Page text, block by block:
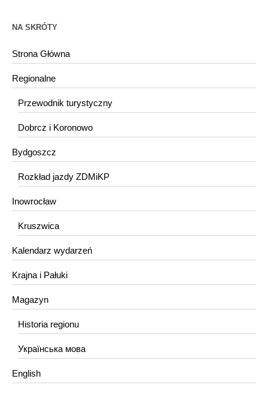
NA SKRÓTY
Strona Główna
Regionalne
Przewodnik turystyczny
Dobrcz i Koronowo
Bydgoszcz
Rozkład jazdy ZDMiKP
Inowrocław
Kruszwica
Kalendarz wydarzeń
Krajna i Pałuki
Magazyn
Historia regionu
Українська мова
English